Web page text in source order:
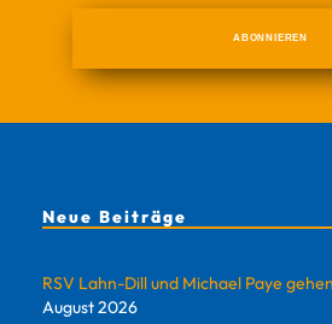
Neue Beiträge
RSV Lahn-Dill und Michael Paye
August 2026